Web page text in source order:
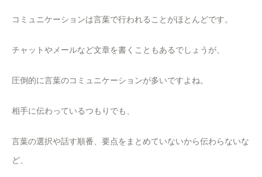
コミュニケーションは言葉で行われることがほとんどです。
チャットやメールなど文章を書くこともあるでしょうが、
圧倒的に言葉のコミュニケーションが多いですよね。
相手に伝わっているつもりでも、
言葉の選択や話す順番、要点をまとめていないから伝わらないな
ど、